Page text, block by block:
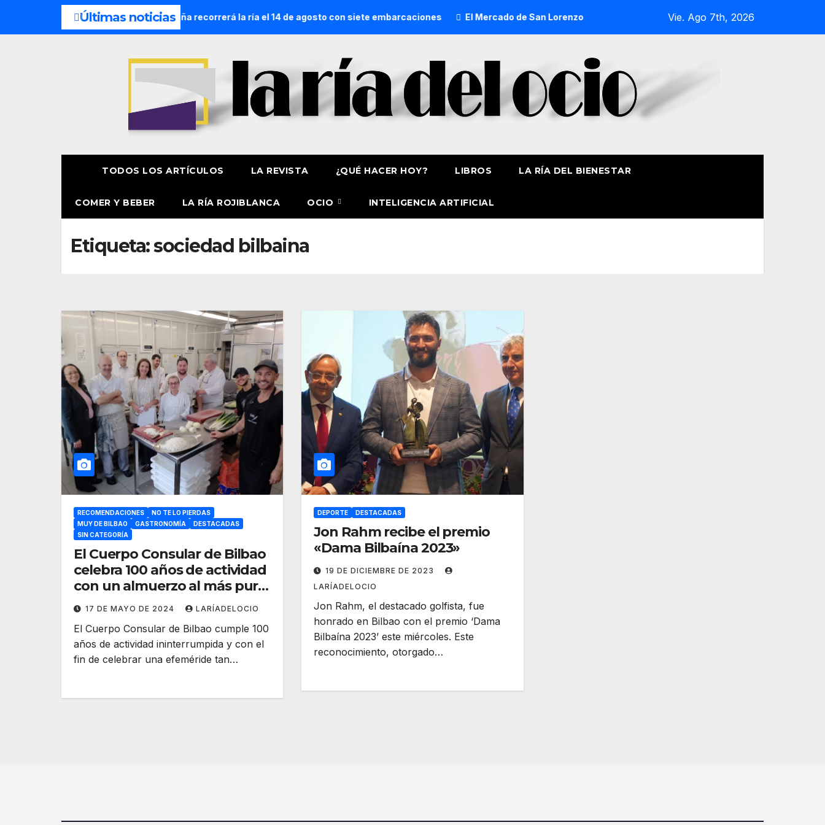
Últimas noticias
Náutica de la Amatxu de Begoña recorrerá la ría el 14 de agosto con siete embarcaciones El Mercado de San Lorenzo de Getxo reunirá a más de 50 productores del País Vasco
Vie. Ago 7th, 2026
TODOS LOS ARTÍCULOS LA REVISTA ¿QUÉ HACER HOY? LIBROS LA RÍA DEL BIENESTAR
COMER Y BEBER LA RÍA ROJIBLANCA OCIO INTELIGENCIA ARTIFICIAL
Etiqueta:sociedad bilbaina
RECOMENDACIONES
NO TE LO PIERDAS
MUY DE BILBAO
GASTRONOMÍA
DESTACADAS
SIN CATEGORÍA
El Cuerpo Consular de Bilbao
celebra 100 años de actividad
con un almuerzo al más puro
estilo venezolano
17 DE MAYO DE 2024 LARÍADELOCIO
El Cuerpo Consular de Bilbao cumple 100
años de actividad ininterrumpida y con el
fin de celebrar una efeméride tan…
DEPORTE DESTACADAS
Jon Rahm recibe el premio
«Dama Bilbaína 2023»
19 DE DICIEMBRE DE 2023
LARÍADELOCIO
Jon Rahm, el destacado golfista, fue
honrado en Bilbao con el premio ‘Dama
Bilbaína 2023’ este miércoles. Este
reconocimiento, otorgado…